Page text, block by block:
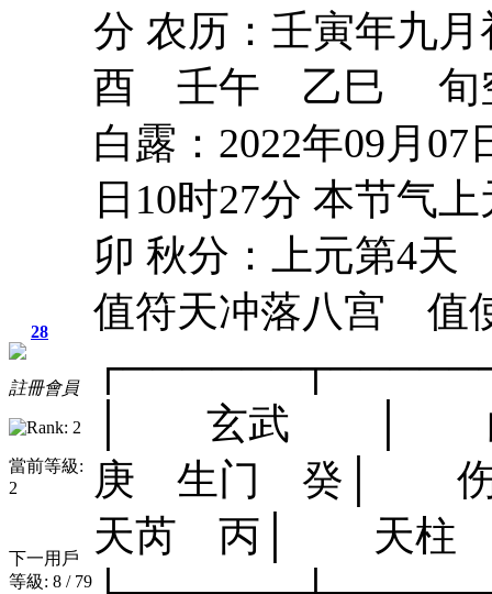
28
註冊會員
當前等級:
2
下一用戶
等級: 8 / 79
分 农历：壬寅年九
酉 壬午 乙巳 旬
白露：2022年09月07
日10时27分 本节气
卯 秋分：上元第4
值符天冲落八宫 值
│ 玄武 │
庚 生门 癸│
天芮 丙│ 天柱